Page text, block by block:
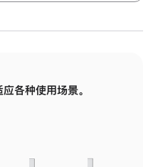
各种使用场景。